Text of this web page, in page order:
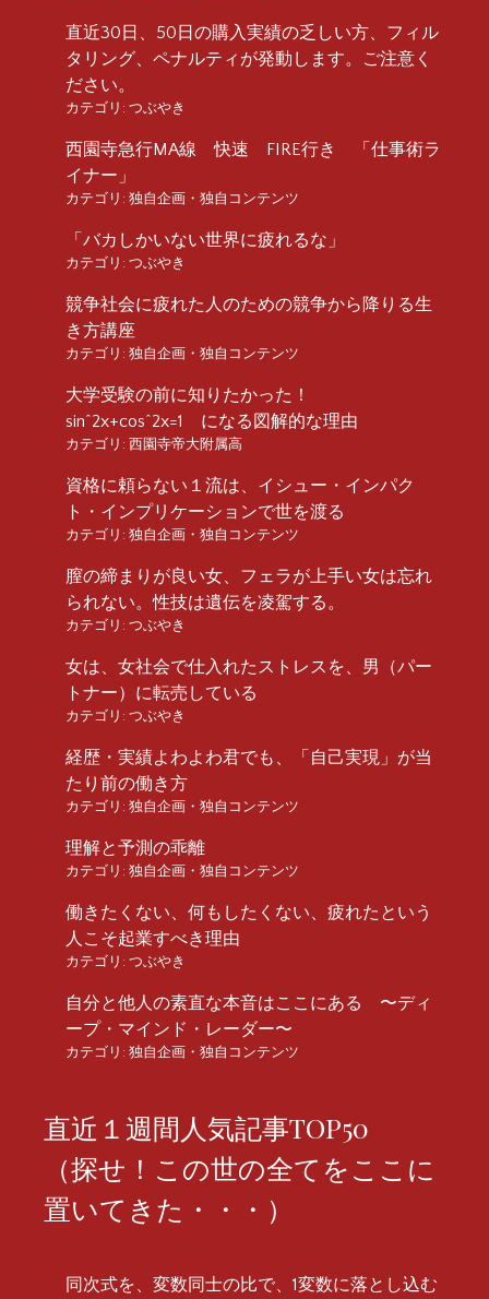
直近30日、50日の購入実績の乏しい方、フィル
タリング、ペナルティが発動します。ご注意く
ださい。
カテゴリ: つぶやき
西園寺急行MA線 快速 FIRE行き 「仕事術ラ
イナー」
カテゴリ: 独自企画・独自コンテンツ
「バカしかいない世界に疲れるな」
カテゴリ: つぶやき
競争社会に疲れた人のための競争から降りる生
き方講座
カテゴリ: 独自企画・独自コンテンツ
大学受験の前に知りたかった！
sin^2x+cos^2x=1 になる図解的な理由
カテゴリ: 西園寺帝大附属高
資格に頼らない１流は、イシュー・インパク
ト・インプリケーションで世を渡る
カテゴリ: 独自企画・独自コンテンツ
膣の締まりが良い女、フェラが上手い女は忘れ
られない。性技は遺伝を凌駕する。
カテゴリ: つぶやき
女は、女社会で仕入れたストレスを、男（パー
トナー）に転売している
カテゴリ: つぶやき
経歴・実績よわよわ君でも、「自己実現」が当
たり前の働き方
カテゴリ: 独自企画・独自コンテンツ
理解と予測の乖離
カテゴリ: 独自企画・独自コンテンツ
働きたくない、何もしたくない、疲れたという
人こそ起業すべき理由
カテゴリ: つぶやき
自分と他人の素直な本音はここにある 〜ディ
ープ・マインド・レーダー〜
カテゴリ: 独自企画・独自コンテンツ
直近１週間人気記事TOP50
（探せ！この世の全てをここに
置いてきた・・・）
同次式を、変数同士の比で、1変数に落とし込む